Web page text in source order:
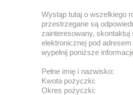
Wystąp tutaj o wszelkiego
przestrzegane są
zainteresowany,
elektronicznej pod
wypełnij poniższe
Pełne imię i nazwisko:
Kwota pożyczki:
Okres pożyczki: